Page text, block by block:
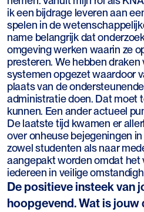
ik een bijdrage leveren aan
spelen in de
name belangrijk dat
omgeving werken waarin ze
presteren. We hebben
systemen opgezet waardoor
plaats van de
administratie doen. Dat moet
kunnen. Een ander actueel
De laatste tijd kwamen er
over onheuse bejegeningen
zowel studenten als naar
aangepakt worden omdat het
iedereen in veilige
De positieve insteek van
hoopgevend. Wat is